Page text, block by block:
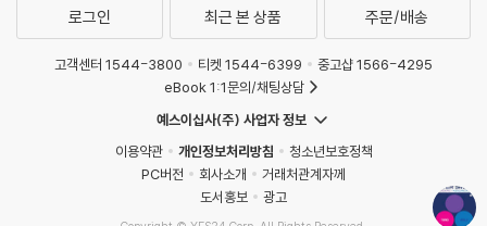
로그인 최근 본 상품 주문/배송
고객센터 1544-3800 티켓 1544-6399
중고샵 1566-4295
eBook 1:1문의/채팅상담
예스이십사(주) 사업자 정보
이용약관
개인정보처리방침
청소년보호정책
PC버전
회사소개
거래처관계자께
도서홍보
광고